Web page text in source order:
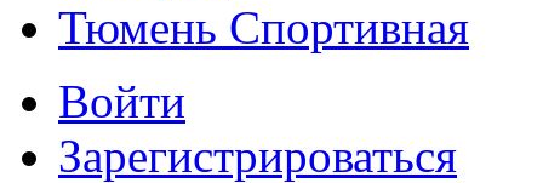
Тюмень Спортивная
Войти
Зарегистрироваться